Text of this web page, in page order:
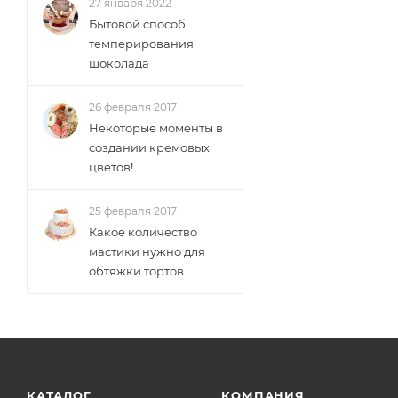
27 января 2022
Бытовой способ
темперирования
шоколада
26 февраля 2017
Некоторые моменты в
создании кремовых
цветов!
25 февраля 2017
Какое количество
мастики нужно для
обтяжки тортов